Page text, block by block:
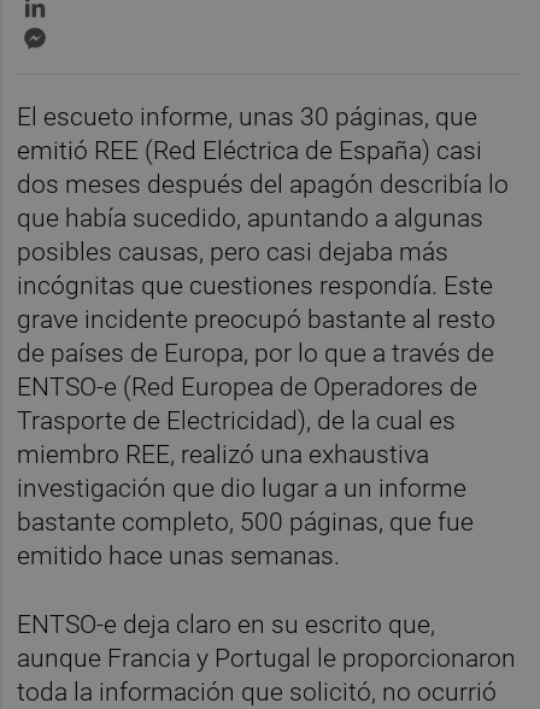
El escueto informe, unas 30 páginas, que
emitió REE (Red Eléctrica de España) casi
dos meses después del apagón describía lo
que había sucedido, apuntando a algunas
posibles causas, pero casi dejaba más
incógnitas que cuestiones respondía. Este
grave incidente preocupó bastante al resto
de países de Europa, por lo que a través de
ENTSO-e (Red Europea de Operadores de
Trasporte de Electricidad), de la cual es
miembro REE, realizó una exhaustiva
investigación que dio lugar a un informe
bastante completo, 500 páginas, que fue
emitido hace unas semanas.
ENTSO-e deja claro en su escrito que,
aunque Francia y Portugal le proporcionaron
toda la información que solicitó, no ocurrió